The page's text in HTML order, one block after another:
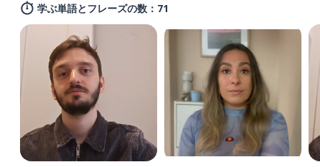
学ぶ単語とフレーズの数：71